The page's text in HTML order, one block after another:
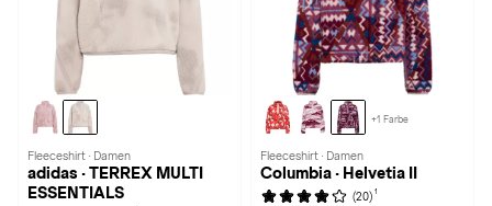
Fleeceshirt · Damen
adidas · TERREX MULTI
ESSENTIALS
+1 Farbe
Fleeceshirt · Damen
Columbia · Helvetia II
(20) 1